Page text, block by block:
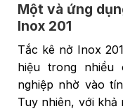
Một và ứng
Inox 201
Tắc kê nở Inox
hiệu trong
nghiệp nhờ vào
Tuy nhiên, với khả